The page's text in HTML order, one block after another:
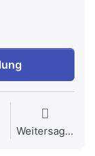
Weitersagen